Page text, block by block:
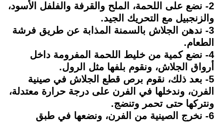
2- نضع على اللحمة، الملح والقرفة والفلفل الأسود،
والزنجبيل مع التحريك الجيد.
3- ندهن الجلاش بالسمنة المذابة عن طريق فرشة
الطعام.
4- نضع كمية من خليط اللحمة المفرومة داخل
أرواق الجلاش، ونقوم بلفها مثل الرول.
5- بعد ذلك، نقوم برص قطع الجلاش في صينية
الفرن، وندخلها في الفرن على درجة حرارة معتدلة،
ونتركها حتى تحمر وتنضج.
6- نخرج الصينية من الفرن، ونضعها في طبق